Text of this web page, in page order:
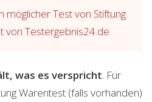
möglicher Test von Stiftung
von Testergebnis24.de.
was es verspricht. Für
Warentest (falls vorhanden)